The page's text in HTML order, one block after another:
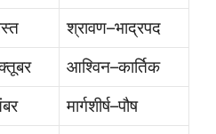
श्रावण–भाद्रपद
आश्विन–कार्तिक
मार्गशीर्ष–पौष